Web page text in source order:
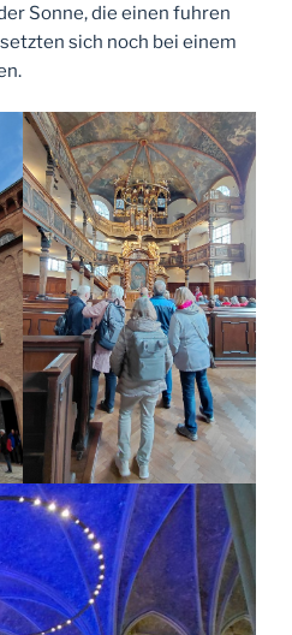
Sonne, die einen fuhren
sich noch bei einem